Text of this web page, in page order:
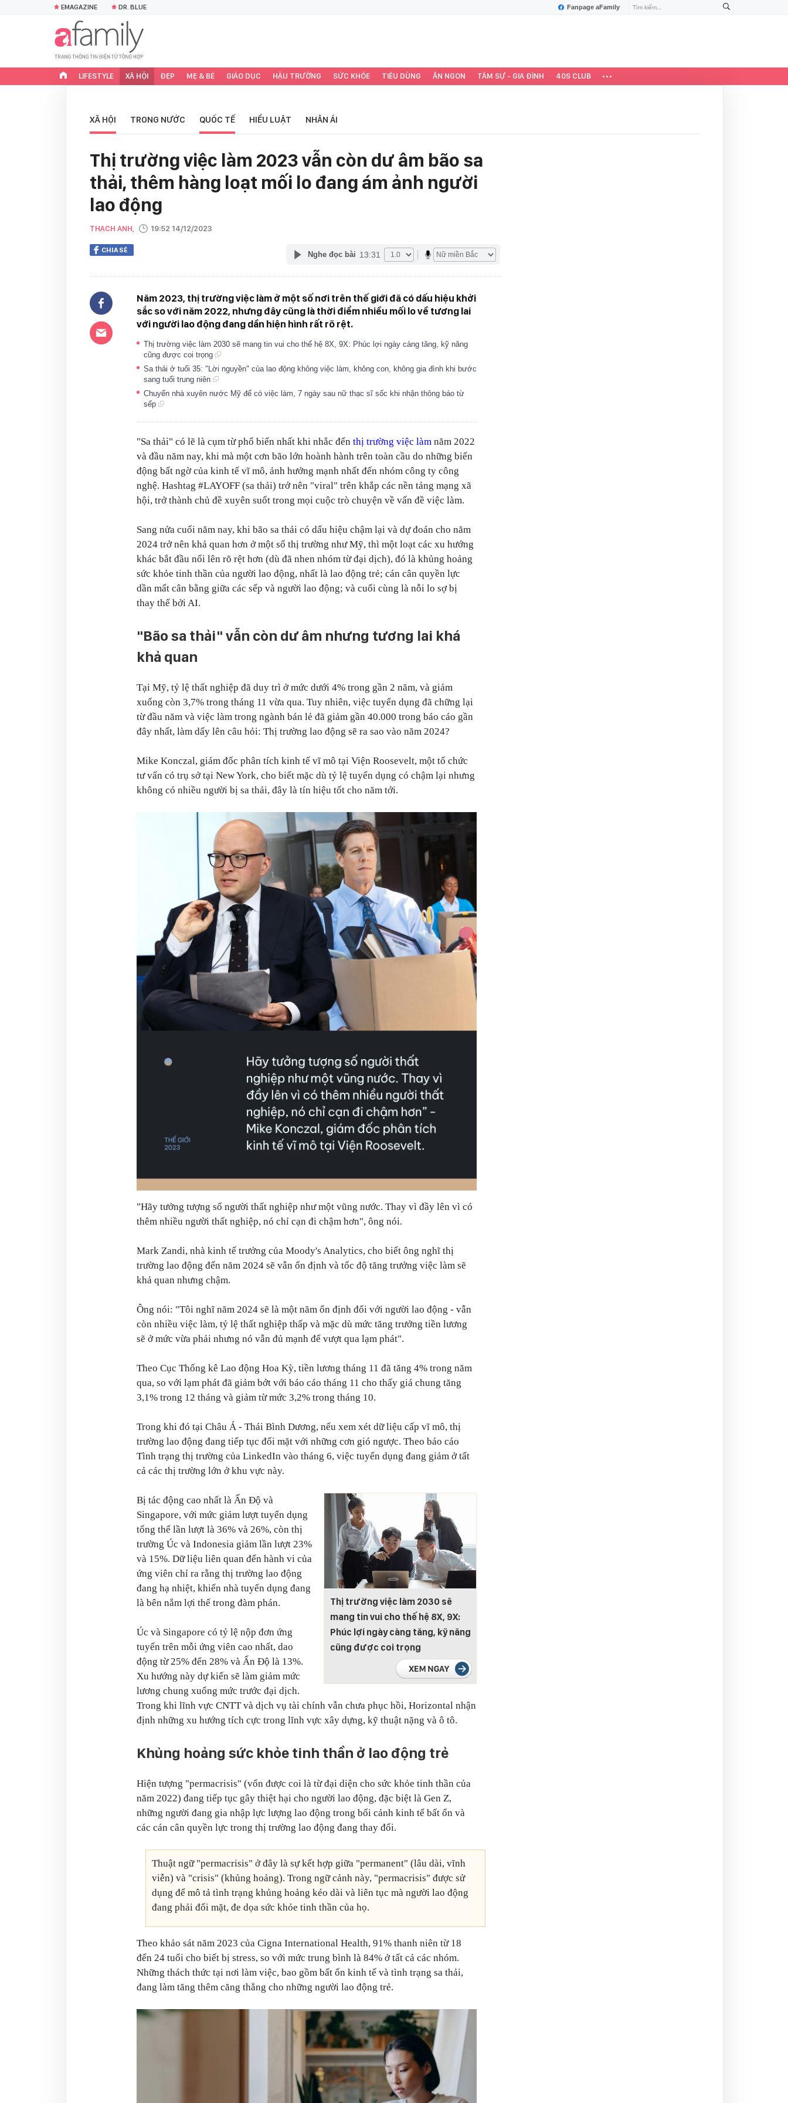
Fanpage aFamily
EMAGAZINE DR. BLUE
LIFESTYLE XÃ HỘI ĐẸP MẸ & BÉ GIÁO DỤC HẬU TRƯỜNG SỨC KHỎE TIÊU DÙNG ĂN NGON TÂM SỰ - GIA ĐÌNH 40S CLUB
XÃ HỘI TRONG NƯỚC QUỐC TẾ HIỂU LUẬT NHÂN ÁI
Thị trường việc làm 2023 vẫn còn dư âm bão sa
thải, thêm hàng loạt mối lo đang ám ảnh người
lao động
THẠCH ANH, 19:52 14/12/2023
CHIA SẺ Nghe đọc bài 13:31
Năm 2023, thị trường việc làm ở một số nơi trên thế giới đã có dấu hiệu khởi
sắc so với năm 2022, nhưng đây cũng là thời điểm nhiều mối lo về tương lai
với người lao động đang dần hiện hình rất rõ rệt.
Thị trường việc làm 2030 sẽ mang tin vui cho thế hệ 8X, 9X: Phúc lợi ngày càng tăng, kỹ năng
cũng được coi trọng
Sa thải ở tuổi 35: "Lời nguyền" của lao động không việc làm, không con, không gia đình khi bước
sang tuổi trung niên
Chuyển nhà xuyên nước Mỹ để có việc làm, 7 ngày sau nữ thạc sĩ sốc khi nhận thông báo từ
sếp
"Sa thải" có lẽ là cụm từ phổ biến nhất khi nhắc đến thị trường việc làm năm 2022
và đầu năm nay, khi mà một cơn bão lớn hoành hành trên toàn cầu do những biến
động bất ngờ của kinh tế vĩ mô, ảnh hưởng mạnh nhất đến nhóm công ty công
nghệ. Hashtag #LAYOFF (sa thải) trở nên "viral" trên khắp các nền tảng mạng xã
hội, trở thành chủ đề xuyên suốt trong mọi cuộc trò chuyện về vấn đề việc làm.
Sang nửa cuối năm nay, khi bão sa thải có dấu hiệu chậm lại và dự đoán cho năm
2024 trở nên khả quan hơn ở một số thị trường như Mỹ, thì một loạt các xu hướng
khác bắt đầu nổi lên rõ rệt hơn (dù đã nhen nhóm từ đại dịch), đó là khủng hoảng
sức khỏe tinh thần của người lao động, nhất là lao động trẻ; cán cân quyền lực
dần mất cân bằng giữa các sếp và người lao động; và cuối cùng là nỗi lo sợ bị
thay thế bởi AI.
"Bão sa thải" vẫn còn dư âm nhưng tương lai khá
khả quan
Tại Mỹ, tỷ lệ thất nghiệp đã duy trì ở mức dưới 4% trong gần 2 năm, và giảm
xuống còn 3,7% trong tháng 11 vừa qua. Tuy nhiên, việc tuyển dụng đã chững lại
từ đầu năm và việc làm trong ngành bán lẻ đã giảm gần 40.000 trong báo cáo gần
đây nhất, làm dấy lên câu hỏi: Thị trường lao động sẽ ra sao vào năm 2024?
Mike Konczal, giám đốc phân tích kinh tế vĩ mô tại Viện Roosevelt, một tổ chức
tư vấn có trụ sở tại New York, cho biết mặc dù tỷ lệ tuyển dụng có chậm lại nhưng
không có nhiều người bị sa thải, đây là tín hiệu tốt cho năm tới.
"Hãy tưởng tượng số người thất nghiệp như một vũng nước. Thay vì đầy lên vì có
thêm nhiều người thất nghiệp, nó chỉ cạn đi chậm hơn", ông nói.
Mark Zandi, nhà kinh tế trưởng của Moody's Analytics, cho biết ông nghĩ thị
trường lao động đến năm 2024 sẽ vẫn ổn định và tốc độ tăng trưởng việc làm sẽ
khả quan nhưng chậm.
Ông nói: "Tôi nghĩ năm 2024 sẽ là một năm ổn định đối với người lao động - vẫn
còn nhiều việc làm, tỷ lệ thất nghiệp thấp và mặc dù mức tăng trưởng tiền lương
sẽ ở mức vừa phải nhưng nó vẫn đủ mạnh để vượt qua lạm phát".
Theo Cục Thống kê Lao động Hoa Kỳ, tiền lương tháng 11 đã tăng 4% trong năm
qua, so với lạm phát đã giảm bớt với báo cáo tháng 11 cho thấy giá chung tăng
3,1% trong 12 tháng và giảm từ mức 3,2% trong tháng 10.
Trong khi đó tại Châu Á - Thái Bình Dương, nếu xem xét dữ liệu cấp vĩ mô, thị
trường lao động đang tiếp tục đối mặt với những cơn gió ngược. Theo báo cáo
Tình trạng thị trường của LinkedIn vào tháng 6, việc tuyển dụng đang giảm ở tất
cả các thị trường lớn ở khu vực này.
Thị trường việc làm 2030 sẽ
mang tin vui cho thế hệ 8X, 9X:
Phúc lợi ngày càng tăng, kỹ năng
cũng được coi trọng
Bị tác động cao nhất là Ấn Độ và
Singapore, với mức giảm lượt tuyển dụng
tổng thể lần lượt là 36% và 26%, còn thị
trường Úc và Indonesia giảm lần lượt 23%
và 15%. Dữ liệu liên quan đến hành vi của
ứng viên chỉ ra rằng thị trường lao động
đang hạ nhiệt, khiến nhà tuyển dụng đang
là bên nắm lợi thế trong đàm phán.
Úc và Singapore có tỷ lệ nộp đơn ứng
tuyển trên mỗi ứng viên cao nhất, dao
động từ 25% đến 28% và Ấn Độ là 13%.
Xu hướng này dự kiến sẽ làm giảm mức
lương chung xuống mức trước đại dịch.
Trong khi lĩnh vực CNTT và dịch vụ tài chính vẫn chưa phục hồi, Horizontal nhận
định những xu hướng tích cực trong lĩnh vực xây dựng, kỹ thuật nặng và ô tô.
Khủng hoảng sức khỏe tinh thần ở lao động trẻ
Hiện tượng "permacrisis" (vốn được coi là từ đại diện cho sức khỏe tinh thần của
năm 2022) đang tiếp tục gây thiệt hại cho người lao động, đặc biệt là Gen Z,
những người đang gia nhập lực lượng lao động trong bối cảnh kinh tế bất ổn và
các cán cân quyền lực trong thị trường lao động đang thay đổi.
Thuật ngữ "permacrisis" ở đây là sự kết hợp giữa "permanent" (lâu dài, vĩnh
viễn) và "crisis" (khủng hoảng). Trong ngữ cảnh này, "permacrisis" được sử
dụng để mô tả tình trạng khủng hoảng kéo dài và liên tục mà người lao động
đang phải đối mặt, đe dọa sức khỏe tinh thần của họ.
Theo khảo sát năm 2023 của Cigna International Health, 91% thanh niên từ 18
đến 24 tuổi cho biết bị stress, so với mức trung bình là 84% ở tất cả các nhóm.
Những thách thức tại nơi làm việc, bao gồm bất ổn kinh tế và tình trạng sa thải,
đang làm tăng thêm căng thẳng cho những người lao động trẻ.